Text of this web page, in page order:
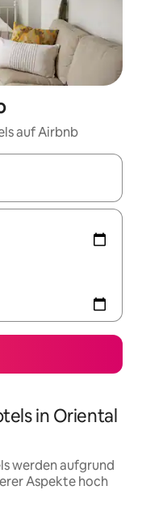
auf Airbnb
mit den
in Oriental
werden aufgrund
Aspekte hoch